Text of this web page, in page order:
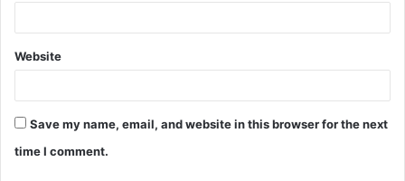
Website
Save my name, email, and website in this browser for the next
time I comment.